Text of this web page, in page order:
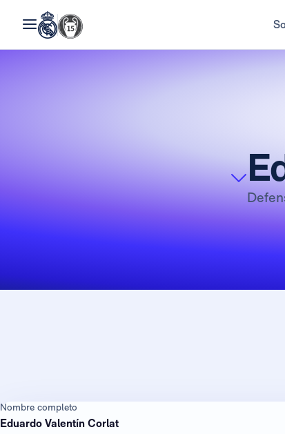
Nombre completo
Eduardo Valentín Corlat